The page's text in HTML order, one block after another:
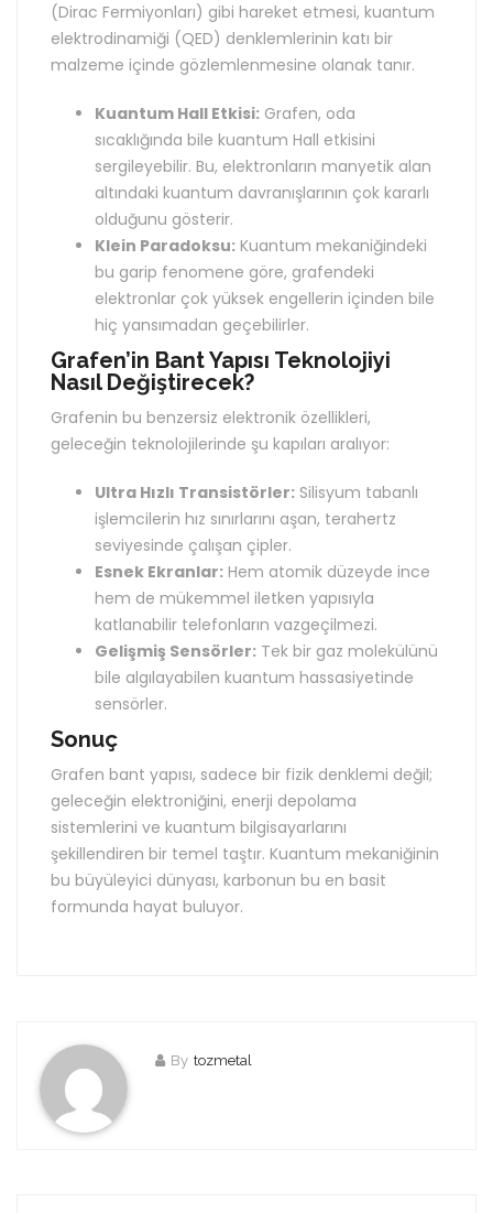
(Dirac Fermiyonları) gibi hareket etmesi, kuantum
elektrodinamiği (QED) denklemlerinin katı bir
malzeme içinde gözlemlenmesine olanak tanır.
Kuantum Hall Etkisi: Grafen, oda
sıcaklığında bile kuantum Hall etkisini
sergileyebilir. Bu, elektronların manyetik alan
altındaki kuantum davranışlarının çok kararlı
olduğunu gösterir.
Klein Paradoksu: Kuantum mekaniğindeki
bu garip fenomene göre, grafendeki
elektronlar çok yüksek engellerin içinden bile
hiç yansımadan geçebilirler.
Grafen’in Bant Yapısı Teknolojiyi
Nasıl Değiştirecek?
Grafenin bu benzersiz elektronik özellikleri,
geleceğin teknolojilerinde şu kapıları aralıyor:
Ultra Hızlı Transistörler: Silisyum tabanlı
işlemcilerin hız sınırlarını aşan, terahertz
seviyesinde çalışan çipler.
Esnek Ekranlar: Hem atomik düzeyde ince
hem de mükemmel iletken yapısıyla
katlanabilir telefonların vazgeçilmezi.
Gelişmiş Sensörler: Tek bir gaz molekülünü
bile algılayabilen kuantum hassasiyetinde
sensörler.
Sonuç
Grafen bant yapısı, sadece bir fizik denklemi değil;
geleceğin elektroniğini, enerji depolama
sistemlerini ve kuantum bilgisayarlarını
şekillendiren bir temel taştır. Kuantum mekaniğinin
bu büyüleyici dünyası, karbonun bu en basit
formunda hayat buluyor.
By tozmetal